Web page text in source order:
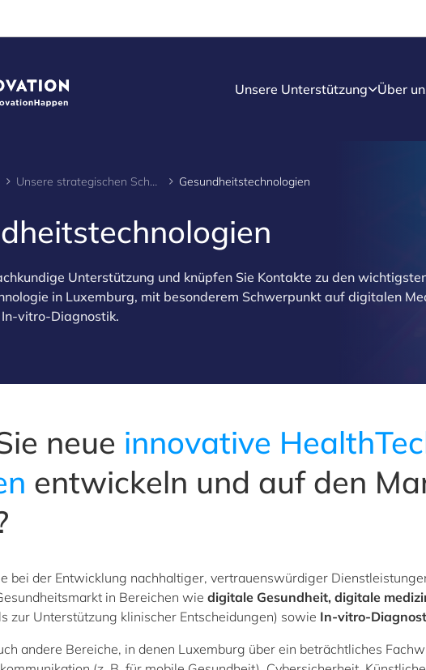
Unsere Unterstützung Über
Unsere strategischen Schwerpunkte Gesundheitstechnologien
Unterstützung und knüpfen Sie Kontakte zu den
in Luxemburg, mit besonderem Schwerpunkt auf digitalen
vitro-Diagnostik.
neue innovative
entwickeln und auf den
bei der Entwicklung nachhaltiger, vertrauenswürdiger
in Bereichen wie digitale Gesundheit, digitale
zur Unterstützung klinischer Entscheidungen) sowie In-vitro-
andere Bereiche, in denen Luxemburg über ein beträchtliches